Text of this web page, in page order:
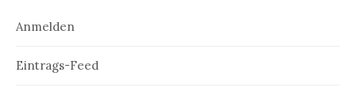
Anmelden
Eintrags-Feed